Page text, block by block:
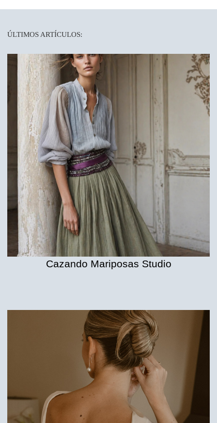
ÚLTIMOS ARTÍCULOS:
Cazando Mariposas Studio